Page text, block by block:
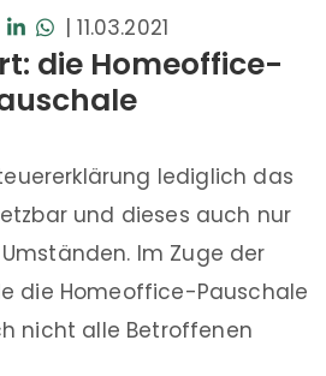
|11.03.2021
die Homeoffice-
lediglich das
und dieses auch nur
Im Zuge der
die Homeoffice-Pauschale
nicht alle Betroffenen